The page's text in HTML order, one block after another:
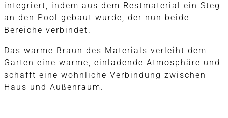
integriert, indem aus dem Restmaterial ein Steg
an den Pool gebaut wurde, der nun beide
Bereiche verbindet.
Das warme Braun des Materials verleiht dem
Garten eine warme, einladende Atmosphäre und
schafft eine wohnliche Verbindung zwischen
Haus und Außenraum.